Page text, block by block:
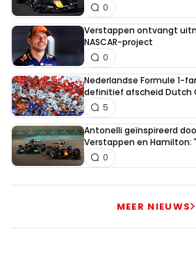
0
Verstappen ontvangt
NASCAR-project
0
Nederlandse Formule 1-
definitief afscheid Dutch
5
Antonelli geïnspireerd
Verstappen en Hamilton:
0
MEER NIEUWS